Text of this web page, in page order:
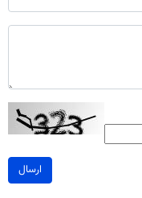
ارسال